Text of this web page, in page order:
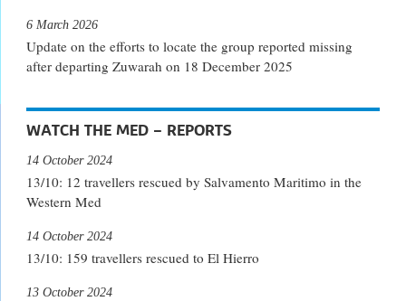
Update on the efforts to locate the group reported missing
after departing Zuwarah on 18 December 2025
6 March 2026
WATCH THE MED – REPORTS
13/10: 12 travellers rescued by Salvamento Maritimo in the
Western Med
14 October 2024
13/10: 159 travellers rescued to El Hierro
14 October 2024
13 October 2024